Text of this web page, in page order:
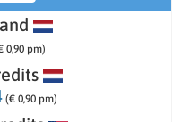
0,90 pm)
(€ 0,90 pm)